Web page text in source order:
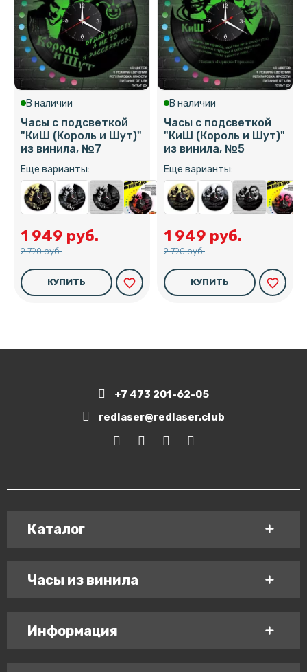
В наличии
Часы с подсветкой
"КиШ (Король и Шут)"
из винила, №7
Еще варианты:
1 949 руб.
2 790 руб.
КУПИТЬ favorite_border
В наличии
Часы с подсветкой
"КиШ (Король и Шут)"
из винила, №5
Еще варианты:
1 949 руб.
2 790 руб.
КУПИТЬ favorite_border
+7 473 201-62-05
redlaser@redlaser.club
Каталог
Часы из винила
Информация